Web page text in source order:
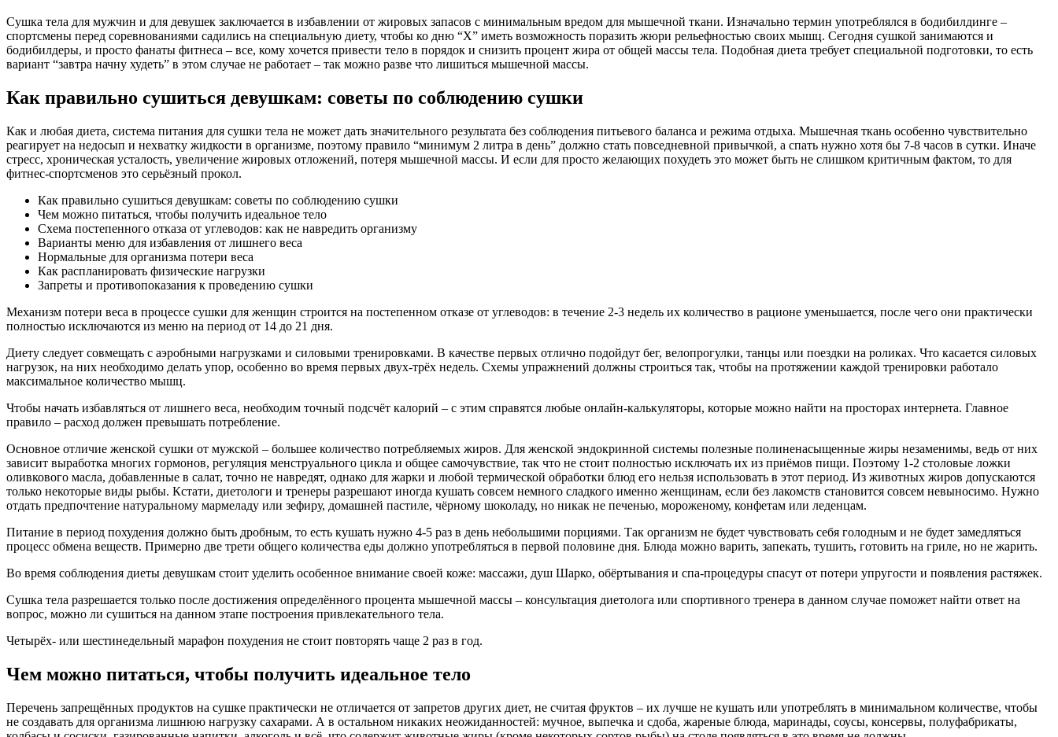
Сушка тела для мужчин и для девушек заключается в избавлении от жировых запасов с минимальным вредом для мышечной ткани. Изначально термин употреблялся в бодибилдинге –
спортсмены перед соревнованиями садились на специальную диету, чтобы ко дню “Х” иметь возможность поразить жюри рельефностью своих мышц. Сегодня сушкой занимаются и
бодибилдеры, и просто фанаты фитнеса – все, кому хочется привести тело в порядок и снизить процент жира от общей массы тела. Подобная диета требует специальной подготовки, то есть
вариант “завтра начну худеть” в этом случае не работает – так можно разве что лишиться мышечной массы.
Как правильно сушиться девушкам: советы по соблюдению сушки
Как и любая диета, система питания для сушки тела не может дать значительного результата без соблюдения питьевого баланса и режима отдыха. Мышечная ткань особенно чувствительно
реагирует на недосып и нехватку жидкости в организме, поэтому правило “минимум 2 литра в день” должно стать повседневной привычкой, а спать нужно хотя бы 7-8 часов в сутки. Иначе
стресс, хроническая усталость, увеличение жировых отложений, потеря мышечной массы. И если для просто желающих похудеть это может быть не слишком критичным фактом, то для
фитнес-спортсменов это серьёзный прокол.
Как правильно сушиться девушкам: советы по соблюдению сушки
Чем можно питаться, чтобы получить идеальное тело
Схема постепенного отказа от углеводов: как не навредить организму
Варианты меню для избавления от лишнего веса
Нормальные для организма потери веса
Как распланировать физические нагрузки
Запреты и противопоказания к проведению сушки
Механизм потери веса в процессе сушки для женщин строится на постепенном отказе от углеводов: в течение 2-3 недель их количество в рационе уменьшается, после чего они практически
полностью исключаются из меню на период от 14 до 21 дня.
Диету следует совмещать с аэробными нагрузками и силовыми тренировками. В качестве первых отлично подойдут бег, велопрогулки, танцы или поездки на роликах. Что касается силовых
нагрузок, на них необходимо делать упор, особенно во время первых двух-трёх недель. Схемы упражнений должны строиться так, чтобы на протяжении каждой тренировки работало
максимальное количество мышц.
Чтобы начать избавляться от лишнего веса, необходим точный подсчёт калорий – с этим справятся любые онлайн-калькуляторы, которые можно найти на просторах интернета. Главное
правило – расход должен превышать потребление.
Основное отличие женской сушки от мужской – большее количество потребляемых жиров. Для женской эндокринной системы полезные полиненасыщенные жиры незаменимы, ведь от них
зависит выработка многих гормонов, регуляция менструального цикла и общее самочувствие, так что не стоит полностью исключать их из приёмов пищи. Поэтому 1-2 столовые ложки
оливкового масла, добавленные в салат, точно не навредят, однако для жарки и любой термической обработки блюд его нельзя использовать в этот период. Из животных жиров допускаются
только некоторые виды рыбы. Кстати, диетологи и тренеры разрешают иногда кушать совсем немного сладкого именно женщинам, если без лакомств становится совсем невыносимо. Нужно
отдать предпочтение натуральному мармеладу или зефиру, домашней пастиле, чёрному шоколаду, но никак не печенью, мороженому, конфетам или леденцам.
Питание в период похудения должно быть дробным, то есть кушать нужно 4-5 раз в день небольшими порциями. Так организм не будет чувствовать себя голодным и не будет замедляться
процесс обмена веществ. Примерно две трети общего количества еды должно употребляться в первой половине дня. Блюда можно варить, запекать, тушить, готовить на гриле, но не жарить.
Во время соблюдения диеты девушкам стоит уделить особенное внимание своей коже: массажи, душ Шарко, обёртывания и спа-процедуры спасут от потери упругости и появления растяжек.
Сушка тела разрешается только после достижения определённого процента мышечной массы – консультация диетолога или спортивного тренера в данном случае поможет найти ответ на
вопрос, можно ли сушиться на данном этапе построения привлекательного тела.
Четырёх- или шестинедельный марафон похудения не стоит повторять чаще 2 раз в год.
Чем можно питаться, чтобы получить идеальное тело
Перечень запрещённых продуктов на сушке практически не отличается от запретов других диет, не считая фруктов – их лучше не кушать или употреблять в минимальном количестве, чтобы
не создавать для организма лишнюю нагрузку сахарами. А в остальном никаких неожиданностей: мучное, выпечка и сдоба, жареные блюда, маринады, соусы, консервы, полуфабрикаты,